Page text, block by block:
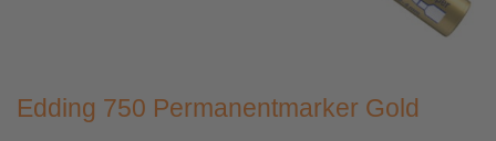
Edding 750 Permanentmarker Gold